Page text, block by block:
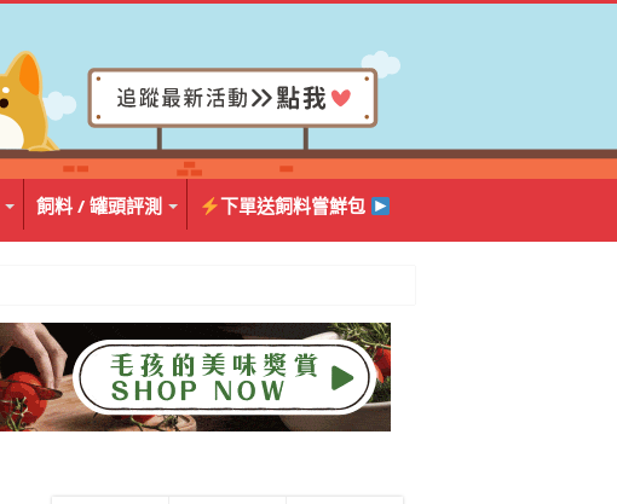
飼料 / 罐頭評測 下單送飼料嘗鮮包